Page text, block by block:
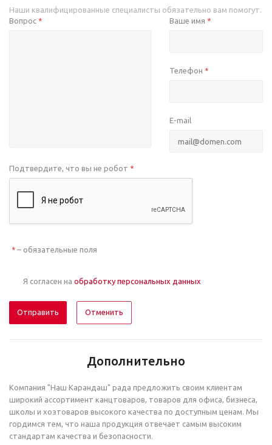
Наши квалифицированные специалисты обязательно вам помогут.
Вопрос * Ваше имя *
Телефон *
E-mail
Подтвердите, что вы не робот *
* – обязательные поля
Я согласен на обработку персональных данных
Отменить
Дополнительно
Компания "Наш Карандаш" рада предложить своим клиентам
широкий ассортимент канцтоваров, товаров для офиса, бизнеса,
школы и хозтоваров высокого качества по доступным ценам. Мы
гордимся тем, что наша продукция отвечает самым высоким
стандартам качества и безопасности.